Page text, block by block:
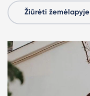
Žiūrėti žemėlapyje